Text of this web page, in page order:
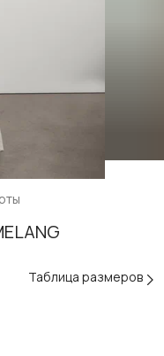
Таблица размеров